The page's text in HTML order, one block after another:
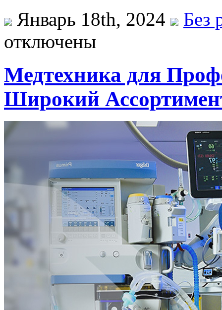
Январь 18th, 2024
Без
отключены
Медтехника для
Широкий